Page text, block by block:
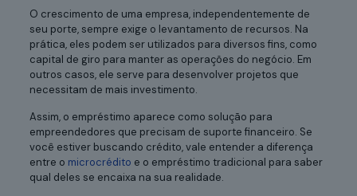
O crescimento de uma empresa, independentemente de
seu porte, sempre exige o levantamento de recursos. Na
prática, eles podem ser utilizados para diversos fins, como
capital de giro para manter as operações do negócio. Em
outros casos, ele serve para desenvolver projetos que
necessitam de mais investimento.
Assim, o empréstimo aparece como solução para
empreendedores que precisam de suporte financeiro. Se
você estiver buscando crédito, vale entender a diferença
entre o microcrédito e o empréstimo tradicional para saber
qual deles se encaixa na sua realidade.